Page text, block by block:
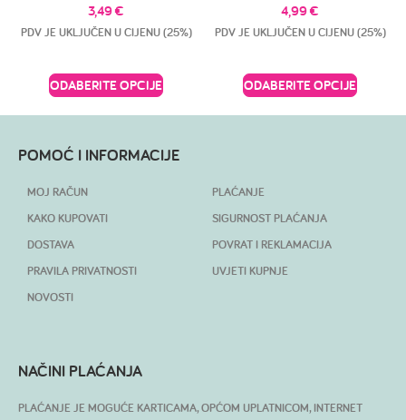
3,49€
PDV JE UKLJUČEN U CIJENU (25%)
ODABERITE OPCIJE
4,99€
PDV JE UKLJUČEN U CIJENU (25%)
ODABERITE OPCIJE
POMOĆ I INFORMACIJE
MOJ RAČUN
KAKO KUPOVATI
DOSTAVA
PRAVILA PRIVATNOSTI
NOVOSTI
PLAĆANJE
SIGURNOST PLAĆANJA
POVRAT I REKLAMACIJA
UVJETI KUPNJE
NAČINI PLAĆANJA
PLAĆANJE JE MOGUĆE KARTICAMA, OPĆOM UPLATNICOM, INTERNET